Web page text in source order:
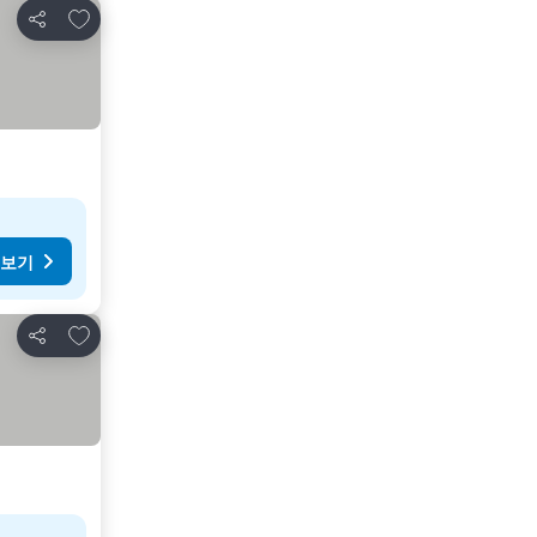
공유
즐겨찾기에 추가
기
공유
즐겨찾기에 추가